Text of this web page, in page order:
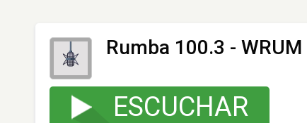
Rumba 100.3 - WRUM
ESCUCHAR